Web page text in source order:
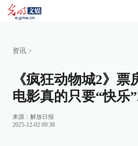
资讯 >
《疯狂动物城2》票
电影真的只要“快乐
来源： 解放日报
2025-12-02 09:38